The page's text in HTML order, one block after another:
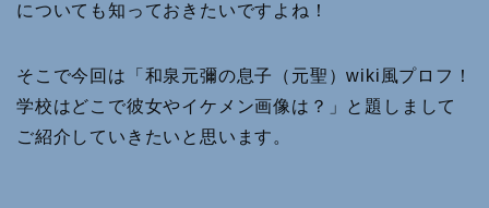
についても知っておきたいですよね！
そこで今回は「和泉元彌の息子（元聖）wiki風プロフ！
学校はどこで彼女やイケメン画像は？」と題しまして
ご紹介していきたいと思います。